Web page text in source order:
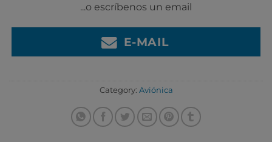
...o escríbenos un email
E-MAIL
Category: Aviónica